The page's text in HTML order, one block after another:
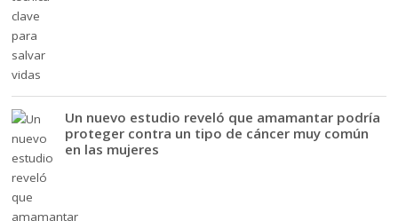
Un nuevo estudio reveló que amamantar podría
proteger contra un tipo de cáncer muy común
en las mujeres